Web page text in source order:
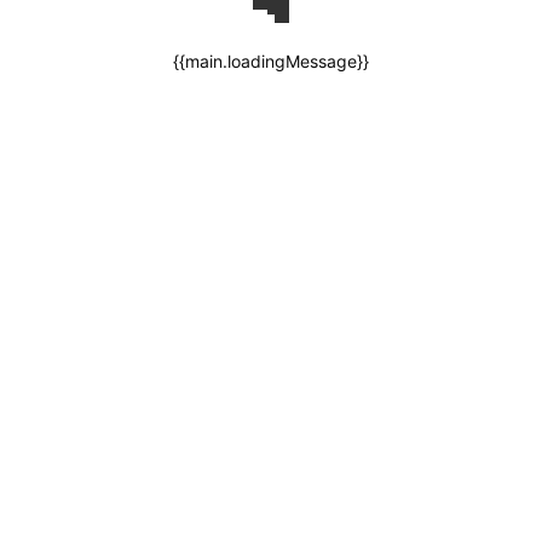
{{main.loadingMessage}}